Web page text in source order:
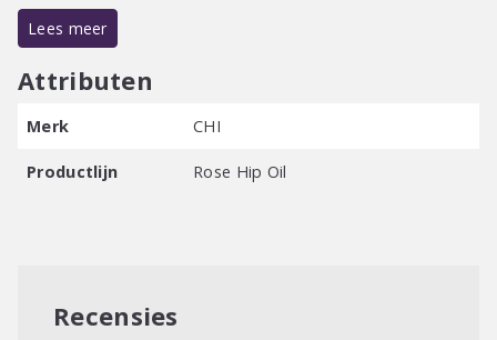
Neem de gewenste hoeveelheid van de CHI Tea Tree
Conditioner in de handpalm en verdeel het over vochtig haar.
Masseer het in het haar en laat het 3 minuten intrekken en
spoel het daarna uit.
Lees meer
Attributen
Merk CHI
Productlijn Rose Hip Oil
Recensies